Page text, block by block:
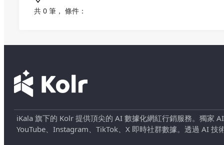
共 0 筆 ， 條件：
iKala 旗下的 Kolr 提供頂尖的 AI 數據化網紅行銷服務。獨家
YouTube、Instagram、TikTok、X 即時社群數據。透過 AI